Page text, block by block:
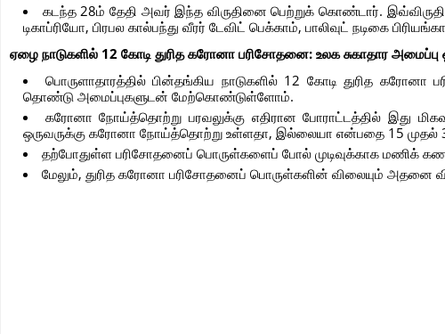
கடந்த 28ம் தேதி அவர் இந்த விருதினை பெற்றுக் கொண்டார்.
டிகாப்ரியோ, பிரபல கால்பந்து வீரர் டேவிட் பெக்காம், பாலிவுட் நடிகை
ஏழை நாடுகளில் 12 கோடி துரித கரோனா பரிசோதனை: உலக சுகாதார
பொருளாதாரத்தில் பின்தங்கிய நாடுகளில் 12 கோடி துரித
தொண்டு அமைப்புகளுடன் மேற்கொண்டுள்ளோம்.
கரோனா நோய்த்தொற்று பரவலுக்கு எதிரான போராட்டத்தில் இது
ஒருவருக்கு கரோனா நோய்த்தொற்று உள்ளதா, இல்லையா என்பதை 15 முதல் 30
தற்போதுள்ள பரிசோதனைப் பொருள்களைப் போல் முடிவுக்காக மணிக்
மேலும், துரித கரோனா பரிசோதனைப் பொருள்களின் விலையும் அதனை